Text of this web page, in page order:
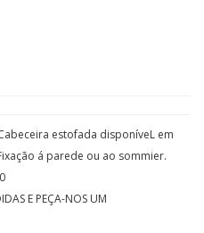
estofada disponíveL em
á parede ou ao sommier.
E PEÇA-NOS UM